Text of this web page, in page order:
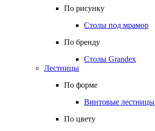
По рисунку
Столы под мрамор
По бренду
Столы Grandex
Лестницы
По форме
Винтовые лестницы
По цвету